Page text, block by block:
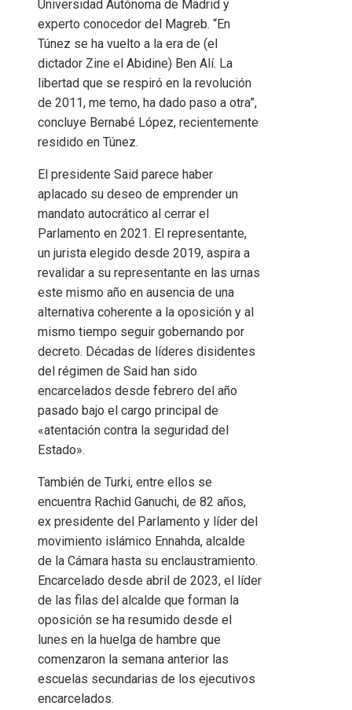
Universidad Autónoma de Madrid y
experto conocedor del Magreb. “En
Túnez se ha vuelto a la era de (el
dictador Zine el Abidine) Ben Alí. La
libertad que se respiró en la revolución
de 2011, me temo, ha dado paso a otra”,
concluye Bernabé López, recientemente
residido en Túnez.
El presidente Said parece haber
aplacado su deseo de emprender un
mandato autocrático al cerrar el
Parlamento en 2021. El representante,
un jurista elegido desde 2019, aspira a
revalidar a su representante en las urnas
este mismo año en ausencia de una
alternativa coherente a la oposición y al
mismo tiempo seguir gobernando por
decreto. Décadas de líderes disidentes
del régimen de Said han sido
encarcelados desde febrero del año
pasado bajo el cargo principal de
«atentación contra la seguridad del
Estado».
También de Turki, entre ellos se
encuentra Rachid Ganuchi, de 82 años,
ex presidente del Parlamento y líder del
movimiento islámico Ennahda, alcalde
de la Cámara hasta su enclaustramiento.
Encarcelado desde abril de 2023, el líder
de las filas del alcalde que forman la
oposición se ha resumido desde el
lunes en la huelga de hambre que
comenzaron la semana anterior las
escuelas secundarias de los ejecutivos
encarcelados.